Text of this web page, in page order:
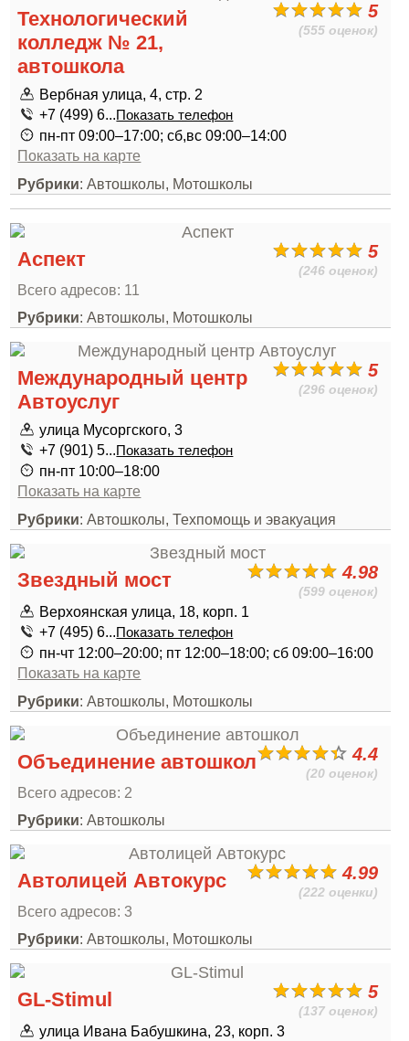
5
(555 оценок)
Технологический
колледж № 21,
автошкола
Вербная улица, 4, стр. 2
+7 (499) 6...Показать телефон
пн-пт 09:00–17:00; сб,вс 09:00–14:00
Показать на карте
Рубрики: Автошколы, Мотошколы
5
(246 оценок)
Аспект
Всего адресов: 11
Рубрики: Автошколы, Мотошколы
5
(296 оценок)
Международный центр
Автоуслуг
улица Мусоргского, 3
+7 (901) 5...Показать телефон
пн-пт 10:00–18:00
Показать на карте
Рубрики: Автошколы, Техпомощь и эвакуация
4.98
(599 оценок)
Звездный мост
Верхоянская улица, 18, корп. 1
+7 (495) 6...Показать телефон
пн-чт 12:00–20:00; пт 12:00–18:00; сб 09:00–16:00
Показать на карте
Рубрики: Автошколы, Мотошколы
4.4
(20 оценок)
Объединение автошкол
Всего адресов: 2
Рубрики: Автошколы
4.99
(222 оценки)
Автолицей Автокурс
Всего адресов: 3
Рубрики: Автошколы, Мотошколы
5
(137 оценок)
GL-Stimul
улица Ивана Бабушкина, 23, корп. 3